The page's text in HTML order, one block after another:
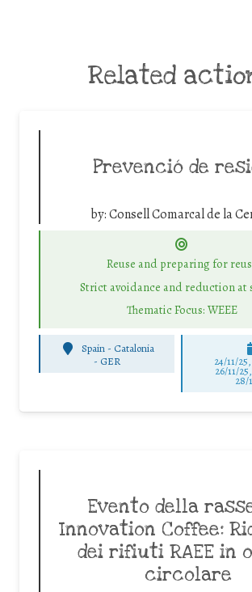
Related
Prevenció de
by:Consell Comarcal de la
Reuse and preparing for
Strict avoidance and reduction at
Thematic Focus: WEEE
Spain - Catalonia
- GER 24/11/25,
26/11/25,
28/
Evento della
Innovation Coffee:
dei rifiuti RAEE in
circolare